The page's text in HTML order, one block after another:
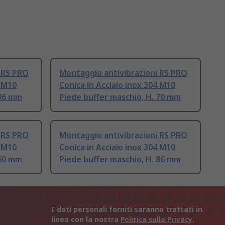
PRO
mm
Montaggio antivibrazioni RS PRO
Conica in Acciaio inox 304 M10
Piede buffer maschio, H. 70 mm
PRO
mm
Montaggio antivibrazioni RS PRO
Conica in Acciaio inox 304 M10
Piede buffer maschio, H. 86 mm
I dati personali forniti saranno trattati in
linea con la nostra Politica sulla Privacy.